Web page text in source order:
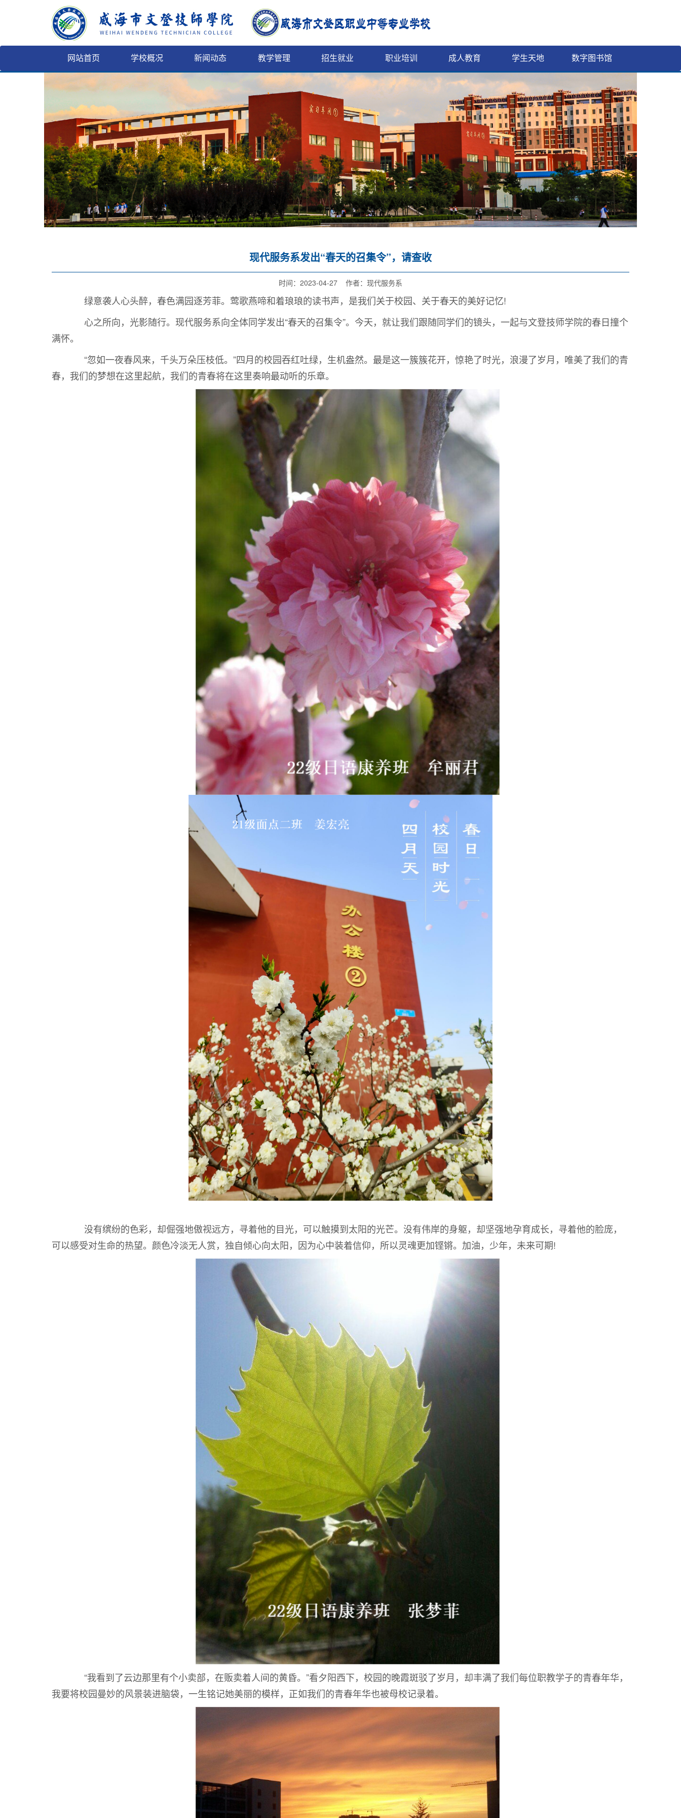
网站首页 学校概况 新闻动态 教学管理 招生就业 职业培训 成人教育 学生天地 数字图书馆
现代服务系发出“春天的召集令”，请查收
时间：2023-04-27 作者：现代服务系
绿意袭人心头醉，春色满园逐芳菲。莺歌燕啼和着琅琅的读书声，是我们关于校园、关于春天的美好记忆!
心之所向，光影随行。现代服务系向全体同学发出“春天的召集令”。今天，就让我们跟随同学们的镜头，一起与文登技师学院的春日撞个
满怀。
“忽如一夜春风来，千头万朵压枝低。”四月的校园吞红吐绿，生机盎然。最是这一簇簇花开，惊艳了时光，浪漫了岁月，唯美了我们的青
春，我们的梦想在这里起航，我们的青春将在这里奏响最动听的乐章。
没有缤纷的色彩，却倔强地傲视远方，寻着他的目光，可以触摸到太阳的光芒。没有伟岸的身躯，却坚强地孕育成长，寻着他的脸庞，
可以感受对生命的热望。颜色冷淡无人赏，独自倾心向太阳，因为心中装着信仰，所以灵魂更加铿锵。加油，少年，未来可期!
“我看到了云边那里有个小卖部，在贩卖着人间的黄昏。”看夕阳西下，校园的晚霞斑驳了岁月，却丰满了我们每位职教学子的青春年华，
我要将校园曼妙的风景装进脑袋，一生铭记她美丽的模样，正如我们的青春年华也被母校记录着。